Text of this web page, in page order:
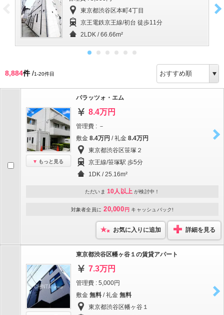
東京都渋谷区本町4丁目
京王電鉄京王線/初台 徒歩11分
2LDK / 66.66m²
8,884件/1-20件目
もっと見る
パラッツォ・エム
8.4万円
管理費 : －
敷金 8.4万円 / 礼金 8.4万円
東京都渋谷区笹塚２
京王線/笹塚駅 歩5分
1DK / 25.16m²
ただいま 10人以上 が検討中！
対象者全員に 20,000 円 キャッシュバック!
お気に入りに追加 詳細を見る
東京都渋谷区幡ヶ谷１の賃貸アパート
7.3万円
管理費 : 5,000円
敷金 無料 / 礼金 無料
東京都渋谷区幡ヶ谷１